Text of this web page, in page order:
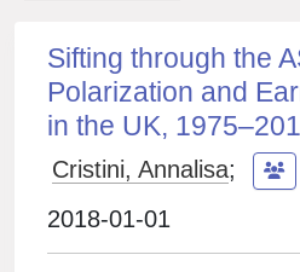
Sifting through the
Polarization and
in the UK,
Cristini, Annalisa;
2018-01-01